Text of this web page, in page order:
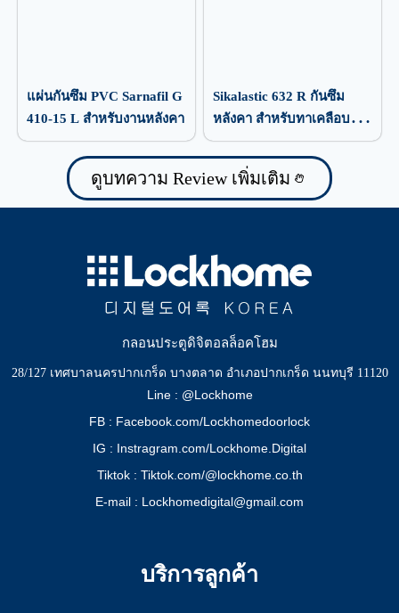
แผ่นกันซึม PVC Sarnafil G
410-15 L สำหรับงานหลังคา
Sikalastic 632 R กันซึม
หลังคา สำหรับทาเคลือบ
ป้องกันน้ำรั่วซึม
ดูบทความ Review เพิ่มเติม
กลอนประตูดิจิตอลล็อคโฮม
28/127 เทศบาลนครปากเกร็ด บางตลาด อำเภอปากเกร็ด นนทบุรี 11120
Line : @Lockhome
FB : Facebook.com/Lockhomedoorlock
IG : Instragram.com/Lockhome.Digital
Tiktok : Tiktok.com/@lockhome.co.th
E-mail : Lockhomedigital@gmail.com
บริการลูกค้า